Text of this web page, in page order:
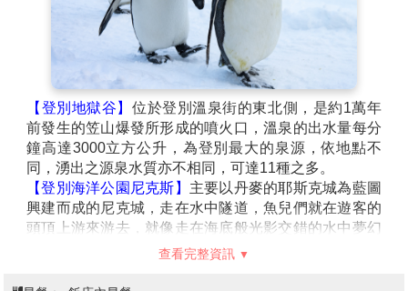
【登別地獄谷】 位於登別溫泉街的東北側，是約1萬年
前發生的笠山爆發所形成的噴火口，溫泉的出水量每分
鐘高達3000立方公升，為登別最大的泉源，依地點不
同，湧出之源泉水質亦不相同，可達11種之多。
【登別海洋公園尼克斯】 主要以丹麥的耶斯克城為藍圖
興建而成的尼克城，走在水中隧道，魚兒們就在遊客的
頭頂上游來游去，就像走在海底般光影交錯的水中夢幻
園，在此魚兒優雅游來游去的水中迴廊，每處都是多采
看到可愛的海豚精采的表演、國王企鵝遊行、街頭藝人
查看完整資訊